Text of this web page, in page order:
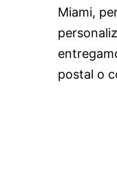
Miami,
postal o